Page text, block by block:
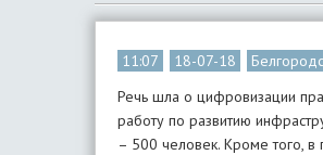
11:07 18-07-18
Речь шла о цифровизации
работу по развитию
– 500 человек. Кроме того,